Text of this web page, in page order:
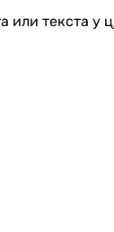
или текста у